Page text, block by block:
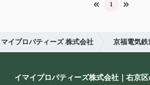
1
イプロパティーズ 株式会社 京福電気鉄
イマイプロパティーズ株式会社｜右京